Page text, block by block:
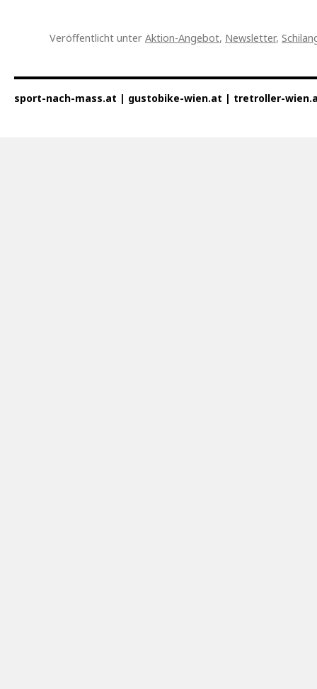
Veröffentlicht unter Aktion-Angebot, Newsletter,
sport-nach-mass.at | gustobike-wien.at | tretroller-